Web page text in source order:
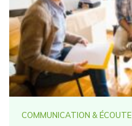
COMMUNICATION & ÉCOUTE